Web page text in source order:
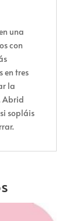
una
con
en tres
la
Abrid
sopláis